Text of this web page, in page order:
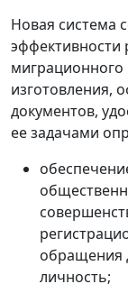
Новая система
эффективности
миграционного
изготовления,
документов,
ее задачами
обращения
личность;